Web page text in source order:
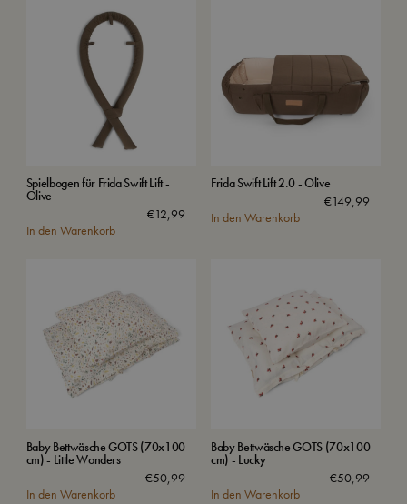
Spielbogen für Frida Swift Lift -
Olive
€12,99
In den Warenkorb
Frida Swift Lift 2.0 - Olive
€149,99
In den Warenkorb
Baby Bettwäsche GOTS (70x100
cm) - Little Wonders
€50,99
In den Warenkorb
Baby Bettwäsche GOTS (70x100
cm) - Lucky
€50,99
In den Warenkorb